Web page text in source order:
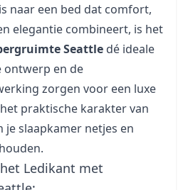
naar een bed dat comfort,
elegantie combineert, is het
Seattle dé ideale
ontwerp en de
zorgen voor een luxe
praktische karakter van
je slaapkamer netjes en
Ledikant met